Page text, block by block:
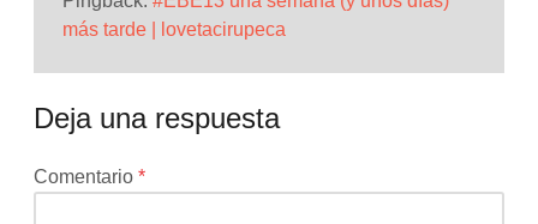
más tarde | lovetacirupeca
Deja una respuesta
Tu
Comentario*